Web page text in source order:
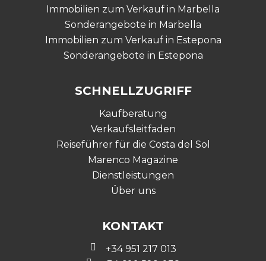
Immobilien zum Verkauf in Marbella
Sonderangebote in Marbella
Immobilien zum Verkauf in Estepona
Sonderangebote in Estepona
SCHNELLZUGRIFF
Kaufberatung
Verkaufsleitfaden
Reiseführer für die Costa del Sol
Marenco Magazine
Dienstleistungen
Über uns
KONTAKT
+34 951 217 013